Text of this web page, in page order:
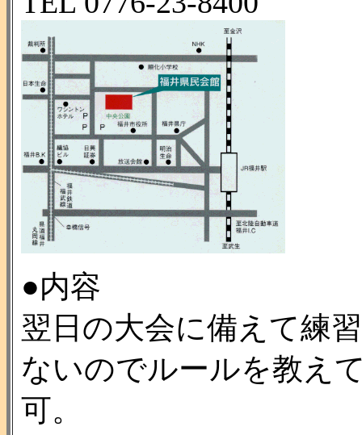
●内容
翌日の大会に備えて練
ないのでルールを教え
可。